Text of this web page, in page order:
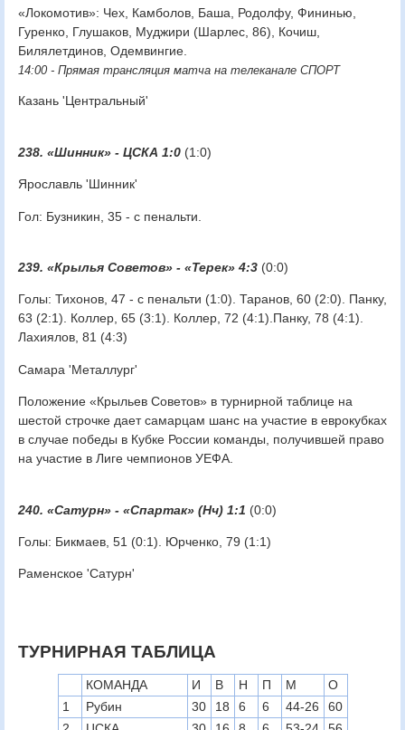
«Локомотив»: Чех, Камболов, Баша, Родолфу, Фининью,
Гуренко, Глушаков, Муджири (Шарлес, 86), Кочиш,
Билялетдинов, Одемвингие.
14:00 - Прямая трансляция матча на телеканале СПОРТ
Казань 'Центральный'
238. «Шинник» - ЦСКА 1:0 (1:0)
Ярославль 'Шинник'
Гол: Бузникин, 35 - с пенальти.
239. «Крылья Советов» - «Терек» 4:3 (0:0)
Голы: Тихонов, 47 - с пенальти (1:0). Таранов, 60 (2:0). Панку,
63 (2:1). Коллер, 65 (3:1). Коллер, 72 (4:1).Панку, 78 (4:1).
Лахиялов, 81 (4:3)
Самара 'Металлург'
Положение «Крыльев Советов» в турнирной таблице на
шестой строчке дает самарцам шанс на участие в еврокубках
в случае победы в Кубке России команды, получившей право
на участие в Лиге чемпионов УЕФА.
240. «Сатурн» - «Спартак» (Нч) 1:1 (0:0)
Голы: Бикмаев, 51 (0:1). Юрченко, 79 (1:1)
Раменское 'Сатурн'
ТУРНИРНАЯ ТАБЛИЦА
КОМАНДА И В Н П М
О
1
Рубин 30 18 6 6 44-26
60